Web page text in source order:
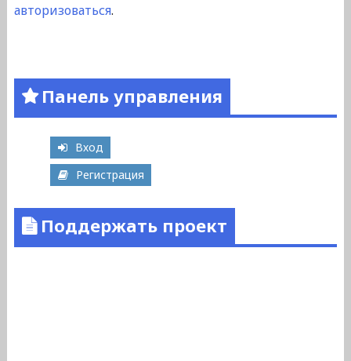
авторизоваться.
Панель управления
Вход
Регистрация
Поддержать проект